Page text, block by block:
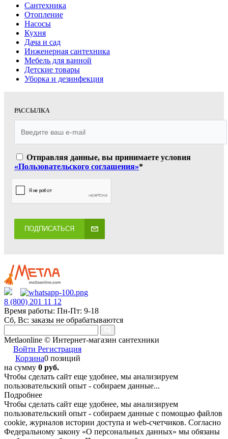
Сантехника
Отопление
Насосы
Кухня
Дача и сад
Инженерная сантехника
Мебель для ванной
Детские товары
Уборка и дезинфекция
РАССЫЛКА
Отправляя данные, вы принимаете условия
«Пользовательского соглашения»*
ПОДПИСАТЬСЯ
8 (800) 201 11 12
Время работы: Пн-Пт: 9-18
Сб, Вс: заказы не обрабатываются
Metlaonline © Интернет-магазин сантехники
Войти Регистрация
Корзина0 позиций
на сумму 0 руб.
Чтобы сделать сайт еще удобнее, мы анализируем
пользовательский опыт - собираем данные...
Подробнее
Чтобы сделать сайт еще удобнее, мы анализируем
пользовательский опыт - собираем данные с помощью файлов
cookie, журналов истории доступа и web-счетчиков. Согласно
Федеральному закону «О персональных данных» мы обязаны